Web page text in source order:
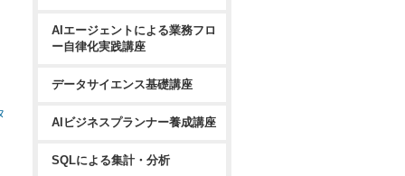
AIエージェントによる業務フロ
ー自律化実践講座
データサイエンス基礎講座
AIビジネスプランナー養成講座
SQLによる集計・分析